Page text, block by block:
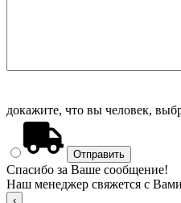
докажите, что вы человек,
Спасибо за Ваше сообщение!
Наш менеджер свяжется с